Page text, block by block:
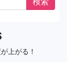
上がる！